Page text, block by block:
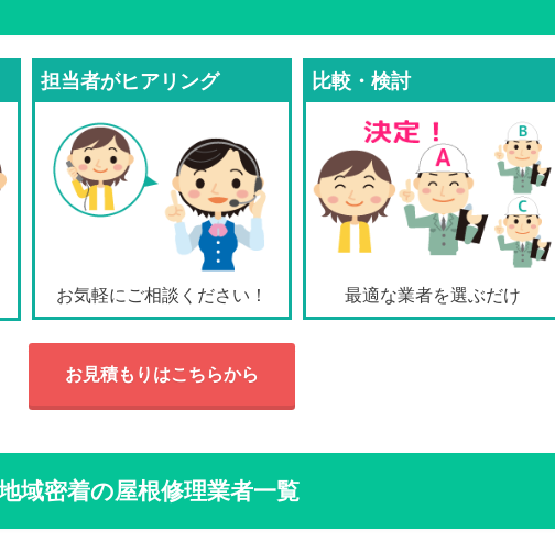
担当者がヒアリング
お気軽にご相談ください！
比較・検討
最適な業者を選ぶだけ
お見積もりはこちらから
域密着の屋根修理業者一覧